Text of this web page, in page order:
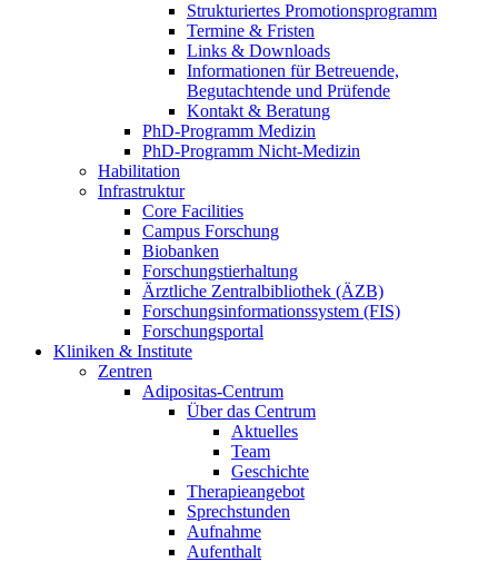
Strukturiertes Promotionsprogramm
Termine & Fristen
Links & Downloads
Informationen für Betreuende,
Begutachtende und Prüfende
Kontakt & Beratung
PhD-Programm Medizin
PhD-Programm Nicht-Medizin
Habilitation
Infrastruktur
Core Facilities
Campus Forschung
Biobanken
Forschungstierhaltung
Ärztliche Zentralbibliothek (ÄZB)
Forschungsinformationssystem (FIS)
Forschungsportal
Kliniken & Institute
Zentren
Adipositas-Centrum
Über das Centrum
Aktuelles
Team
Geschichte
Therapieangebot
Sprechstunden
Aufnahme
Aufenthalt